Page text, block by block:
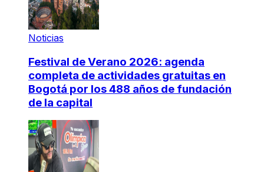
Noticias
Festival de Verano 2026: agenda
completa de actividades gratuitas en
Bogotá por los 488 años de fundación
de la capital